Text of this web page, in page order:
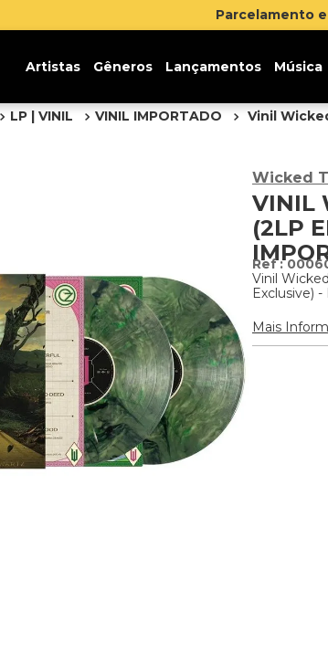
Parcelamento
Artistas Gêneros Lançamentos Música
LP | VINIL VINIL IMPORTADO Vinil
Wicked
VINIL
(2LP
:
Vinil
Exclusive)
Mais